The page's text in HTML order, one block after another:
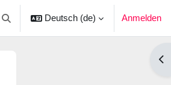
Sucheingabe umschalten
Deutsch ‎(de)‎ Anmelden